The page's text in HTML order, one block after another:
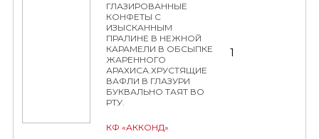
ГЛАЗИРОВАННЫЕ
КОНФЕТЫ С
ИЗЫСКАННЫМ
ПРАЛИНЕ В НЕЖНОЙ
КАРАМЕЛИ В ОБСЫПКЕ
ЖАРЕННОГО
АРАХИСА.ХРУСТЯЩИЕ
ВАФЛИ В ГЛАЗУРИ
БУКВАЛЬНО ТАЯТ ВО
РТУ.
КФ «АККОНД»
1